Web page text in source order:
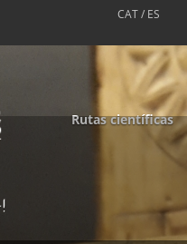
CAT/ ES
Rutas científicas